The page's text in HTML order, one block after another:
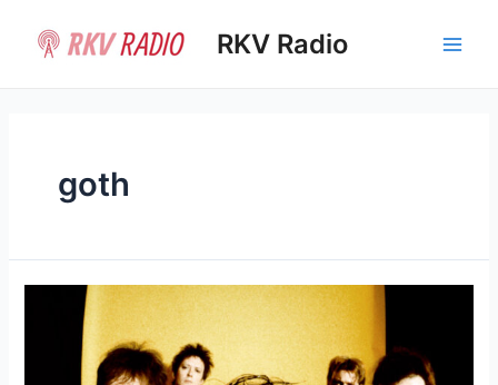
contenido
RKV Radio
goth